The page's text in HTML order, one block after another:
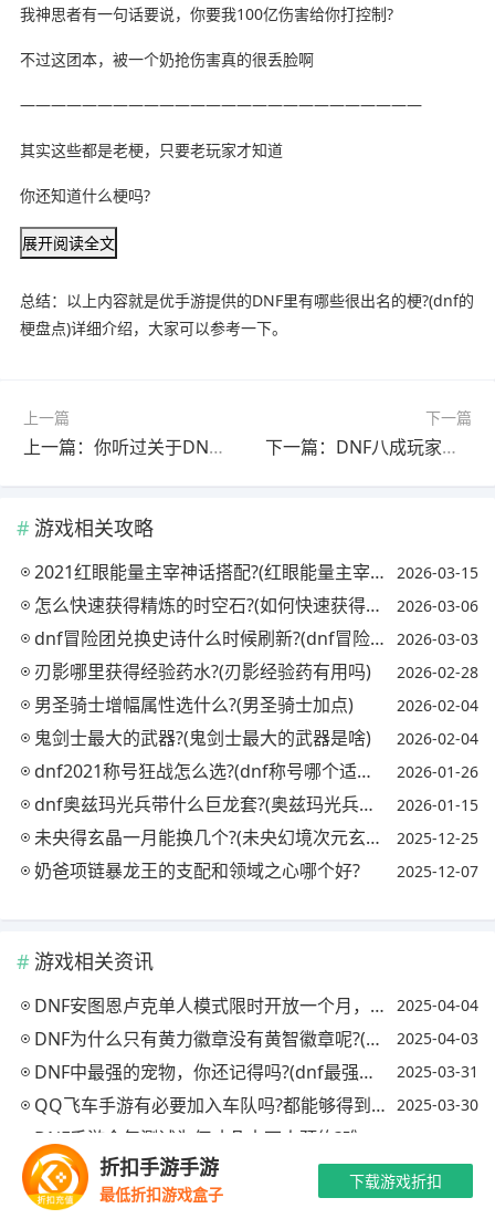
我神思者有一句话要说，你要我100亿伤害给你打控制?
不过这团本，被一个奶抢伤害真的很丢脸啊
——————————————————————————
其实这些都是老梗，只要老玩家才知道
你还知道什么梗吗?
展开阅读全文
总结：以上内容就是优手游提供的DNF里有哪些很出名的梗?(dnf的
梗盘点)详细介绍，大家可以参考一下。
上一篇
上一篇：你听过关于DNF最搞笑的言论是什么?(dnf搞笑语录)
下一篇
下一篇：DNF八成玩家都有的几个搞笑操作，而且几乎都是鬼剑，你知道有哪些吗?
游戏相关攻略
2021红眼能量主宰神话搭配?(红眼能量主宰怎么搭配首饰和防具) 2026-03-15
怎么快速获得精炼的时空石?(如何快速获得精炼的时空石) 2026-03-06
dnf冒险团兑换史诗什么时候刷新?(dnf冒险团换什么划算) 2026-03-03
刃影哪里获得经验药水?(刃影经验药有用吗) 2026-02-28
男圣骑士增幅属性选什么?(男圣骑士加点) 2026-02-04
鬼剑士最大的武器?(鬼剑士最大的武器是啥) 2026-02-04
dnf2021称号狂战怎么选?(dnf称号哪个适合狂战) 2026-01-26
dnf奥兹玛光兵带什么巨龙套?(奥兹玛光兵巨龙要哪一套) 2026-01-15
未央得玄晶一月能换几个?(未央幻境次元玄晶) 2025-12-25
奶爸项链暴龙王的支配和领域之心哪个好? 2025-12-07
游戏相关资讯
DNF安图恩卢克单人模式限时开放一个月，你怎么看?(dnf安图恩和卢克在哪) 2025-04-04
DNF为什么只有黄力徽章没有黄智徽章呢?(dnf黄力徽章能合成得到吗) 2025-04-03
DNF中最强的宠物，你还记得吗?(dnf最强宠物排行榜) 2025-03-31
QQ飞车手游有必要加入车队吗?都能够得到些啥，有没有特别的?(qq飞车加入车队利与弊) 2025-03-30
DNF手游今年测试为何才几十万人预约?难道还比不上qq飞车?还是大家都累了?
你听过关于DNF最搞笑的言论是什么?(dnf搞笑语录) 2025-03-16
DNF有哪些好笑的段子或者真实遇到的事呢?(dnf的一些笑话段子) 2025-03-16
折扣手游手游
最低折扣游戏盒子
下载游戏折扣